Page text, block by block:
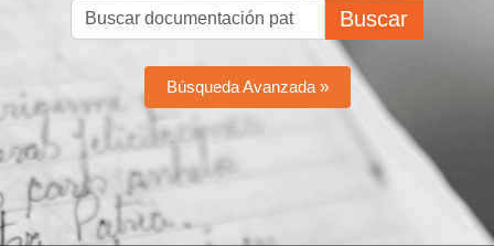
Buscar
Búsqueda Avanzada »